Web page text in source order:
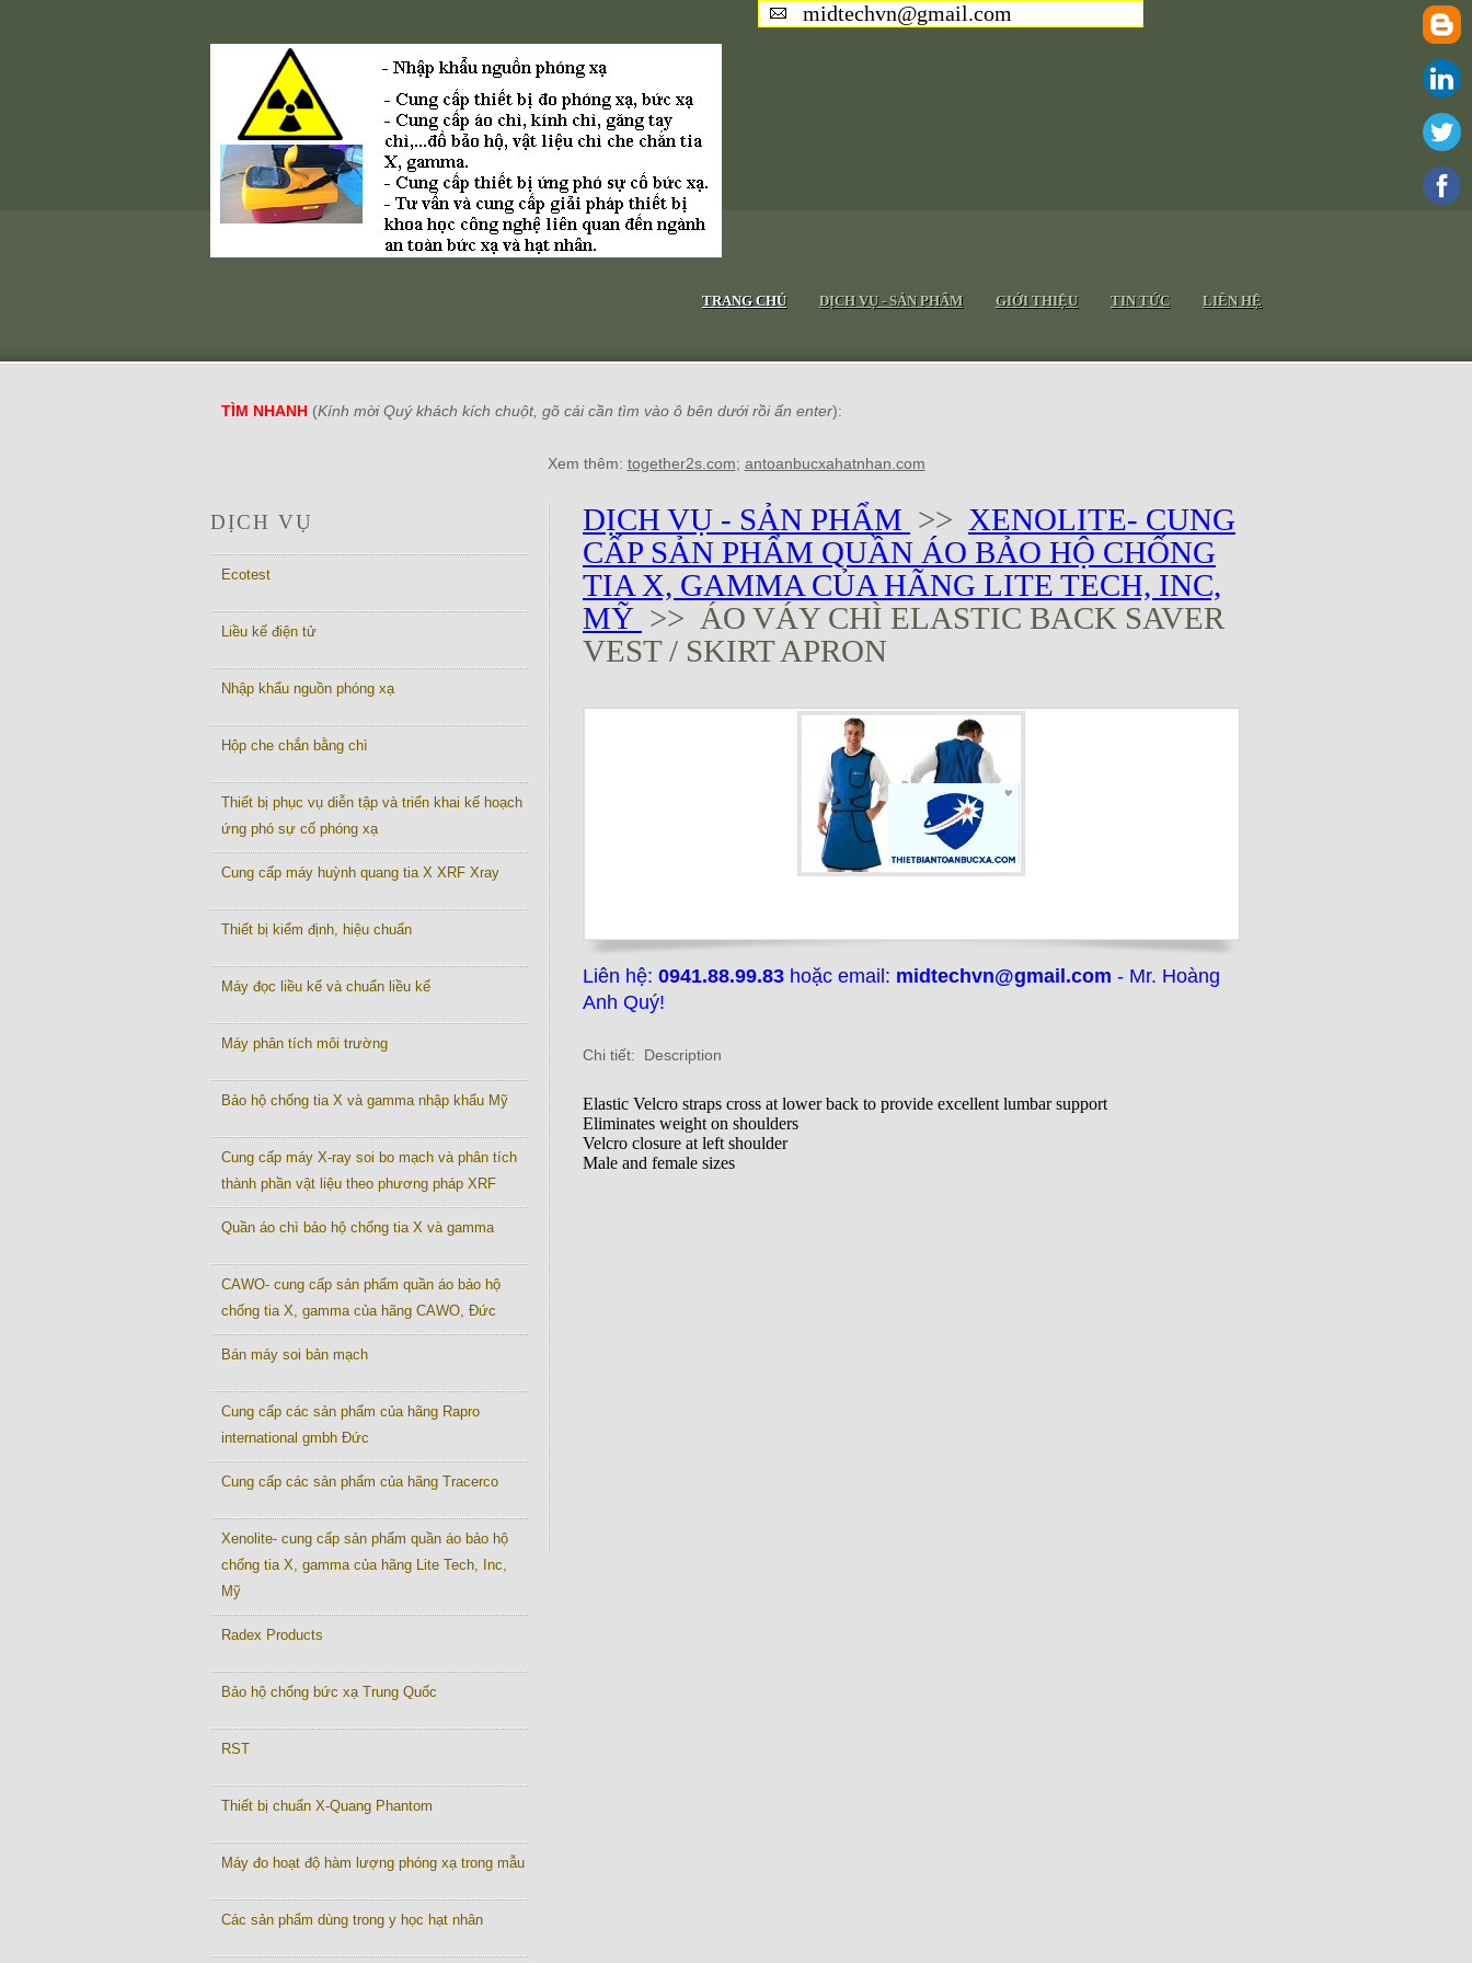
midtechvn@gmail.com
TRANG CHỦ DỊCH VỤ - SẢN PHẨM GIỚI THIỆU TIN TỨC LIÊN HỆ
TÌM NHANH (Kính mời Quý khách kích chuột, gõ cái cần tìm vào ô bên dưới rồi ấn enter):
Xem thêm: together2s.com; antoanbucxahatnhan.com
DỊCH VỤ
Ecotest
Liều kế điện tử
Nhập khẩu nguồn phóng xạ
Hộp che chắn bằng chì
Thiết bị phục vụ diễn tập và triển khai kế hoạch
ứng phó sự cố phóng xạ
Cung cấp máy huỳnh quang tia X XRF Xray
Thiết bị kiểm định, hiệu chuẩn
Máy đọc liều kế và chuẩn liều kế
Máy phân tích môi trường
Bảo hộ chống tia X và gamma nhập khẩu Mỹ
Cung cấp máy X-ray soi bo mạch và phân tích
thành phần vật liệu theo phương pháp XRF
Quần áo chì bảo hộ chống tia X và gamma
CAWO- cung cấp sản phẩm quần áo bảo hộ
chống tia X, gamma của hãng CAWO, Đức
Bán máy soi bản mạch
Cung cấp các sản phẩm của hãng Rapro
international gmbh Đức
Cung cấp các sản phẩm của hãng Tracerco
Xenolite- cung cấp sản phẩm quần áo bảo hộ
chống tia X, gamma của hãng Lite Tech, Inc,
Mỹ
Radex Products
Bảo hộ chống bức xạ Trung Quốc
RST
Thiết bị chuẩn X-Quang Phantom
Máy đo hoạt độ hàm lượng phóng xạ trong mẫu
Các sản phẩm dùng trong y học hạt nhân
DỊCH VỤ - SẢN PHẨM >> XENOLITE- CUNG
CẤP SẢN PHẨM QUẦN ÁO BẢO HỘ CHỐNG
TIA X, GAMMA CỦA HÃNG LITE TECH, INC,
MỸ >> ÁO VÁY CHÌ ELASTIC BACK SAVER
VEST / SKIRT APRON
Liên hệ: 0941.88.99.83 hoặc email: midtechvn@gmail.com - Mr. Hoàng
Anh Quý!
Chi tiết: Description
Elastic Velcro straps cross at lower back to provide excellent lumbar support
Eliminates weight on shoulders
Velcro closure at left shoulder
Male and female sizes